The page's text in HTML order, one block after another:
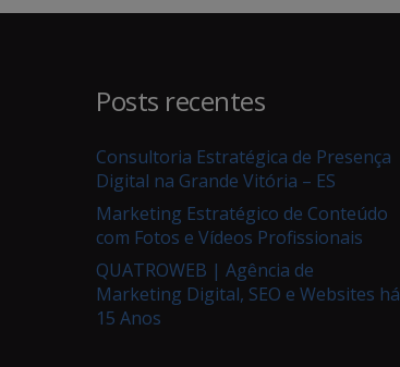
Posts recentes
Consultoria Estratégica de Presença
Digital na Grande Vitória – ES
Marketing Estratégico de Conteúdo
com Fotos e Vídeos Profissionais
QUATROWEB | Agência de
Marketing Digital, SEO e Websites há
15 Anos